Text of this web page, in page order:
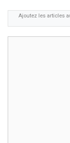
Ajoutez les articles